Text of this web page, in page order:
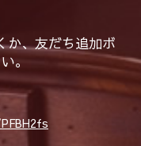
か、友だち追加ボ
。